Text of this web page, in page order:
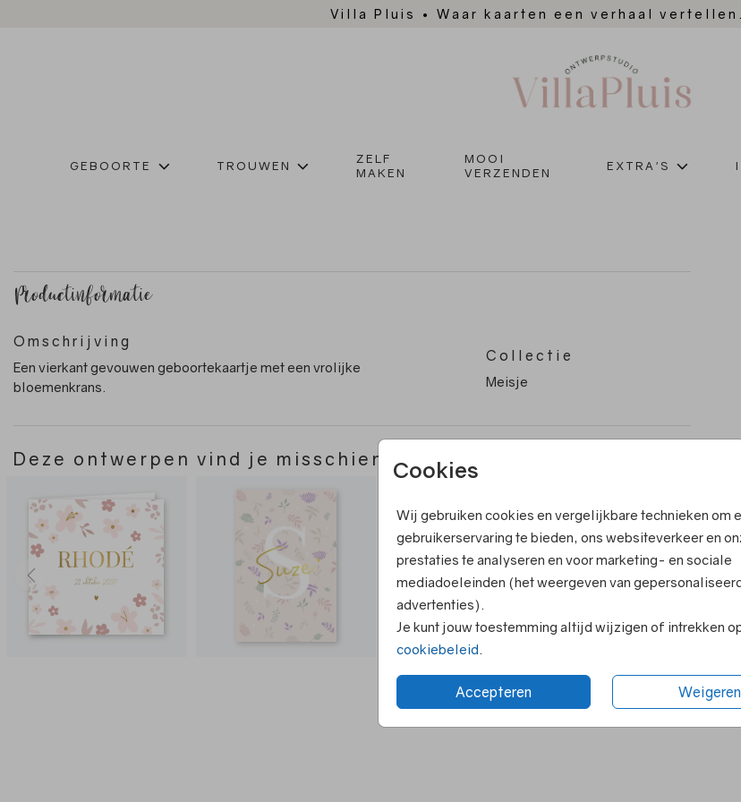
Villa Pluis • Waar kaarten een verhaal
GEBOORTE TROUWEN
ZELF
MAKEN
MOOI
VERZENDEN
EXTRA'S
Cookies
Wij gebruiken cookies en vergelijkbare technieken om
gebruikerservaring te bieden, ons websiteverkeer en
prestaties te analyseren en voor marketing- en sociale
mediadoeleinden (het weergeven van
advertenties).
Je kunt jouw toestemming altijd wijzigen of intrekken
cookiebeleid
Accepteren Weigeren
Productinformatie
Omschrijving
Een vierkant gevouwen geboortekaartje met een vrolijke
bloemenkrans.
Collectie
Meisje
Deze ontwerpen vind je misschien ook leuk